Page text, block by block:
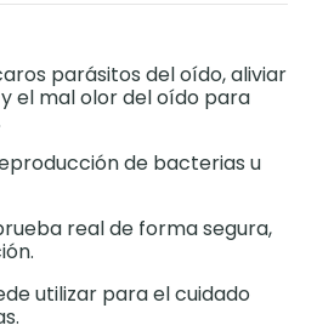
parásitos del oído, aliviar
el mal olor del oído para
de bacterias u
real de forma segura,
utilizar para el cuidado